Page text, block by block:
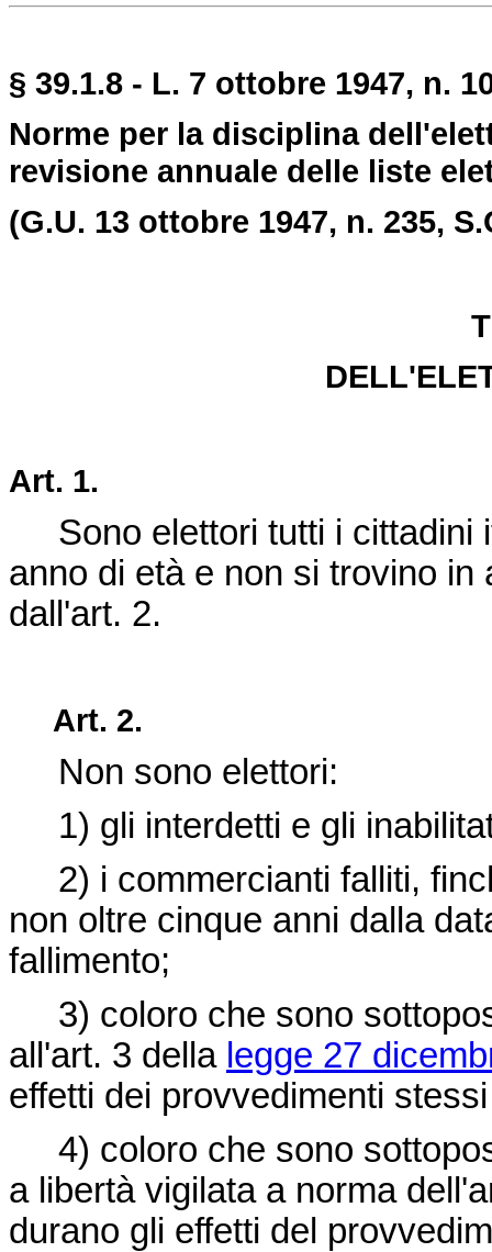
§ 39.1.8 - L. 7 ottobre 1947, n.
Norme per la disciplina
revisione annuale delle liste
(G.U. 13 ottobre 1947, n. 235,
Art. 1.
Sono elettori tutti i cittadini
anno di età e non si trovino
dall'art. 2.
Art. 2.
Non sono elettori:
1) gli interdetti e gli
2) i commercianti falliti,
non oltre cinque anni dalla
fallimento;
3) coloro che sono
all'art. 3 della legge 27
effetti dei provvedimenti
4) coloro che sono
a libertà vigilata a norma
durano gli effetti del